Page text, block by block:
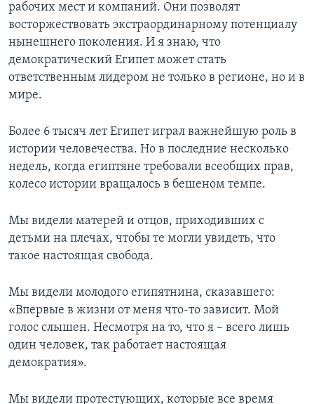
рабочих мест и компаний. Они позволят
восторжествовать экстраординарному потенциалу
нынешнего поколения. И я знаю, что
демократический Египет может стать
ответственным лидером не только в регионе, но и в
мире.
Более 6 тысяч лет Египет играл важнейшую роль в
истории человечества. Но в последние несколько
недель, когда египтяне требовали всеобщих прав,
колесо истории вращалось в бешеном темпе.
Мы видели матерей и отцов, приходивших с
детьми на плечах, чтобы те могли увидеть, что
такое настоящая свобода.
Мы видели молодого египятнина, сказавшего:
«Впервые в жизни от меня что-то зависит. Мой
голос слышен. Несмотря на то, что я – всего лишь
один человек, так работает настоящая
демократия».
Мы видели протестующих, которые все время